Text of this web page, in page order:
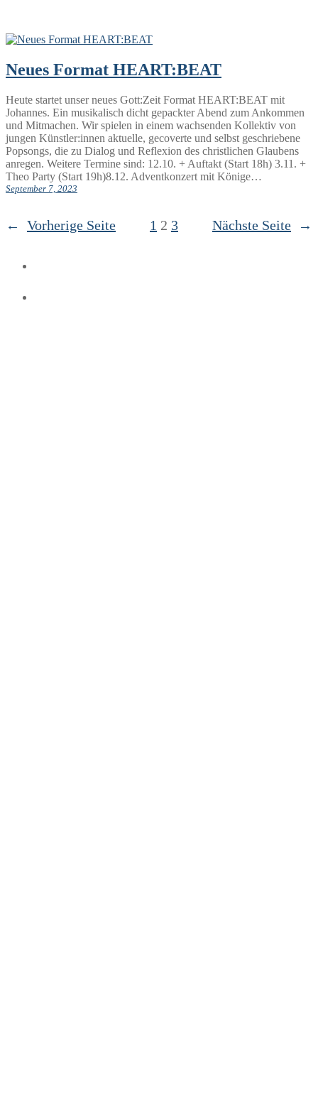
Neues Format HEART:BEAT
Heute startet unser neues Gott:Zeit Format HEART:BEAT mit
Johannes. Ein musikalisch dicht gepackter Abend zum Ankommen
und Mitmachen. Wir spielen in einem wachsenden Kollektiv von
jungen Künstler:innen aktuelle, gecoverte und selbst geschriebene
Popsongs, die zu Dialog und Reflexion des christlichen Glaubens
anregen. Weitere Termine sind: 12.10. + Auftakt (Start 18h) 3.11. +
Theo Party (Start 19h)8.12. Adventkonzert mit Könige…
September 7, 2023
← Vorherige Seite 1 2 3 Nächste Seite →